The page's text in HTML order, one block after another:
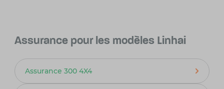
Assurance pour les modèles Linhai
Assurance 300 4X4